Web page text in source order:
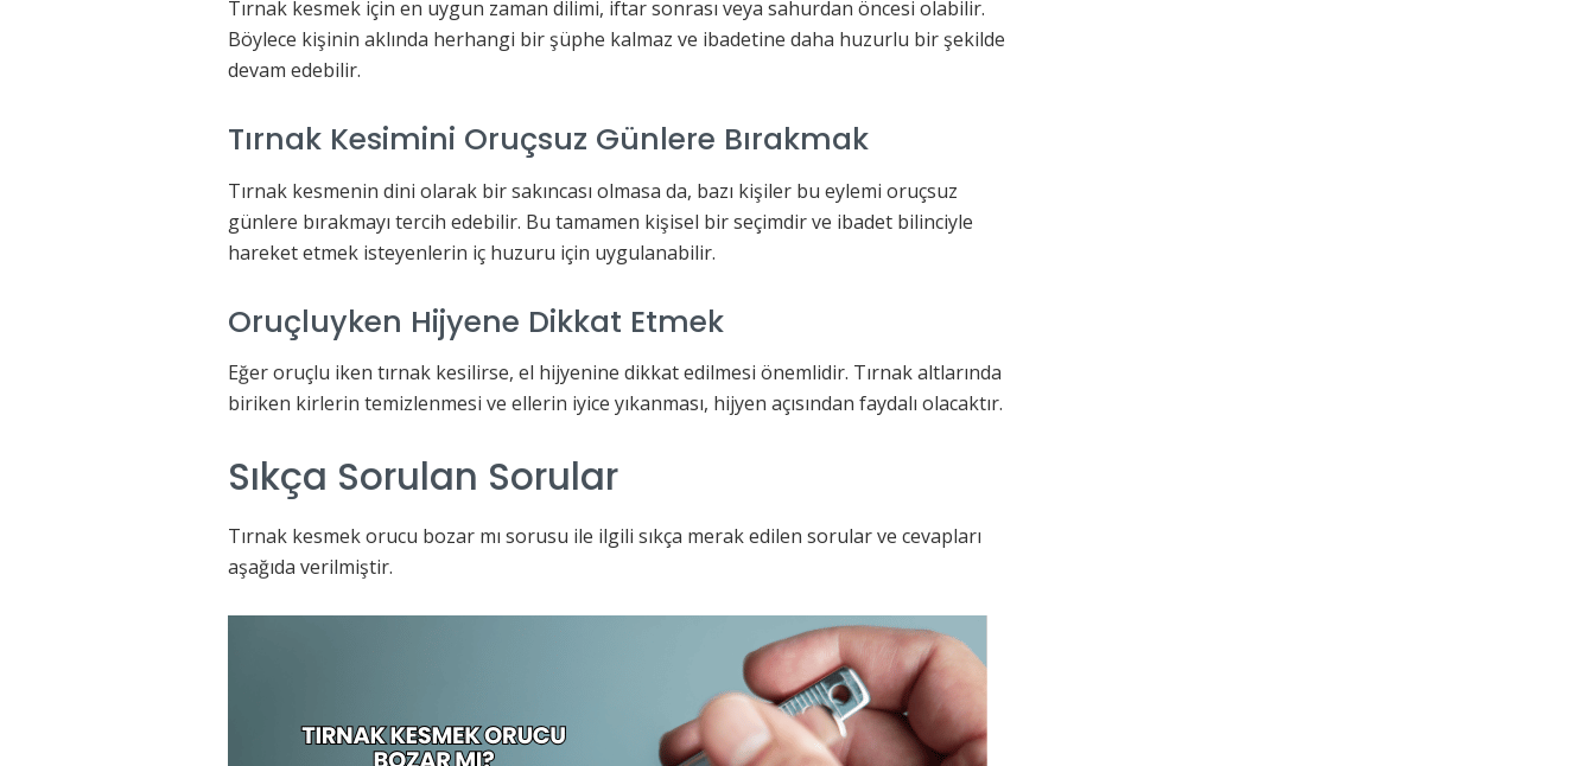
Tırnak kesmek için en uygun zaman dilimi, iftar sonrası veya sahurdan öncesi olabilir.
Böylece kişinin aklında herhangi bir şüphe kalmaz ve ibadetine daha huzurlu bir şekilde
devam edebilir.
Tırnak Kesimini Oruçsuz Günlere Bırakmak
Tırnak kesmenin dini olarak bir sakıncası olmasa da, bazı kişiler bu eylemi oruçsuz
günlere bırakmayı tercih edebilir. Bu tamamen kişisel bir seçimdir ve ibadet bilinciyle
hareket etmek isteyenlerin iç huzuru için uygulanabilir.
Oruçluyken Hijyene Dikkat Etmek
Eğer oruçlu iken tırnak kesilirse, el hijyenine dikkat edilmesi önemlidir. Tırnak altlarında
biriken kirlerin temizlenmesi ve ellerin iyice yıkanması, hijyen açısından faydalı olacaktır.
Sıkça Sorulan Sorular
Tırnak kesmek orucu bozar mı sorusu ile ilgili sıkça merak edilen sorular ve cevapları
aşağıda verilmiştir.